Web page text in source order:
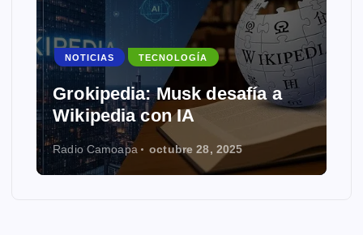
NOTICIAS TECNOLOGÍA
Grokipedia: Musk desafía a
Wikipedia con IA
Radio Camoapa octubre 28, 2025